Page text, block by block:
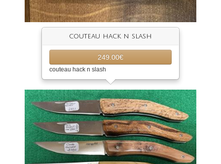
couteau hack n slash
249.00€
couteau hack n slash